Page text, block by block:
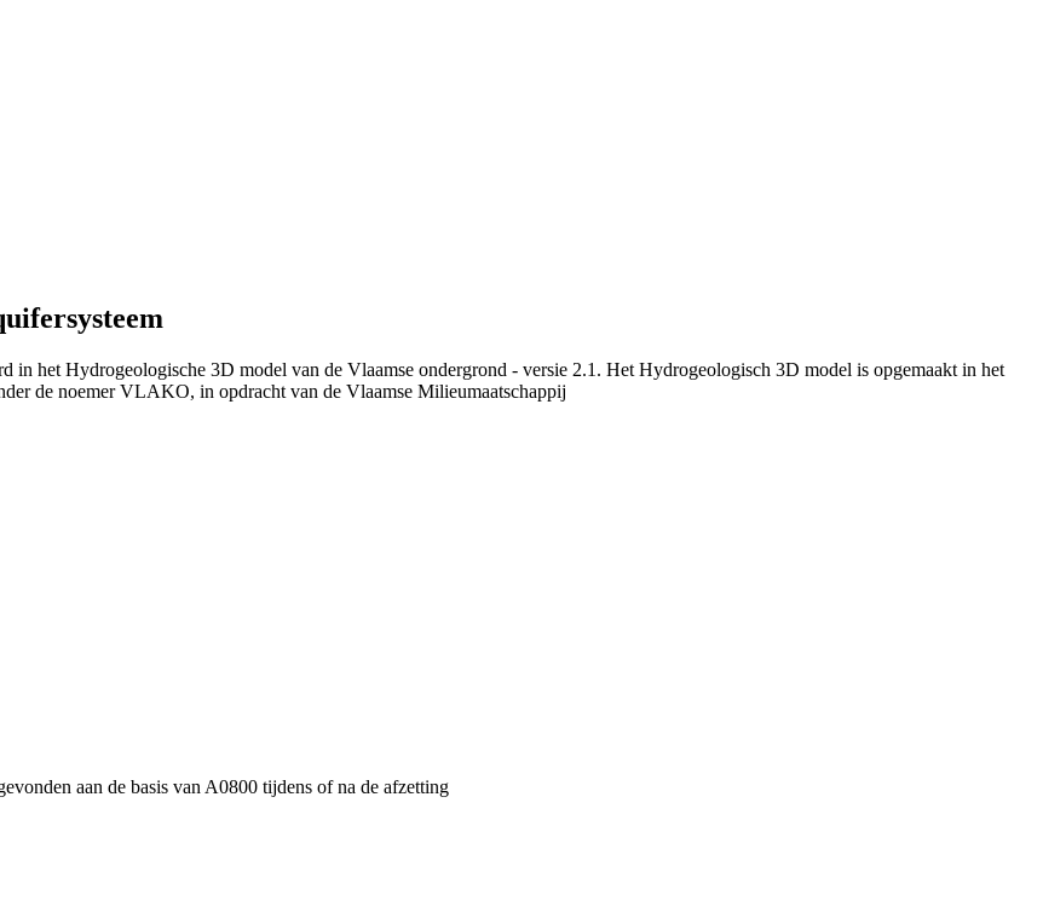
in het Hydrogeologische 3D model van de Vlaamse ondergrond - versie 2.1. Het Hydrogeologisch 3D model is opgemaakt in het
de noemer VLAKO, in opdracht van de Vlaamse Milieumaatschappij
aan de basis van A0800 tijdens of na de afzetting